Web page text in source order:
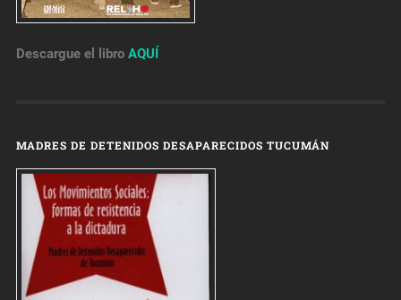
Descargue el libro AQUÍ
MADRES DE DETENIDOS DESAPARECIDOS TUCUMÁN